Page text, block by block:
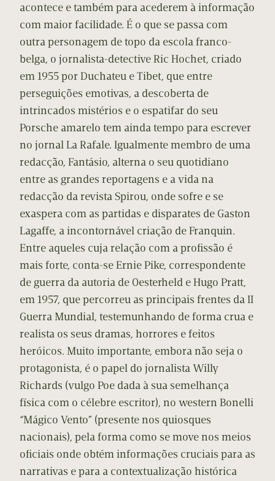
acontece e também para acederem à informação
com maior facilidade. É o que se passa com
outra personagem de topo da escola franco-
belga, o jornalista-detective Ric Hochet, criado
em 1955 por Duchateu e Tibet, que entre
perseguições emotivas, a descoberta de
intrincados mistérios e o espatifar do seu
Porsche amarelo tem ainda tempo para escrever
no jornal La Rafale. Igualmente membro de uma
redacção, Fantásio, alterna o seu quotidiano
entre as grandes reportagens e a vida na
redacção da revista Spirou, onde sofre e se
exaspera com as partidas e disparates de Gaston
Lagaffe, a incontornável criação de Franquin.
Entre aqueles cuja relação com a profissão é
mais forte, conta-se Ernie Pike, correspondente
de guerra da autoria de Oesterheld e Hugo Pratt,
em 1957, que percorreu as principais frentes da II
Guerra Mundial, testemunhando de forma crua e
realista os seus dramas, horrores e feitos
heróicos. Muito importante, embora não seja o
protagonista, é o papel do jornalista Willy
Richards (vulgo Poe dada à sua semelhança
física com o célebre escritor), no western Bonelli
“Mágico Vento” (presente nos quiosques
nacionais), pela forma como se move nos meios
oficiais onde obtém informações cruciais para as
narrativas e para a contextualização histórica